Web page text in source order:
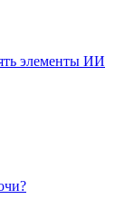
элементы ИИ